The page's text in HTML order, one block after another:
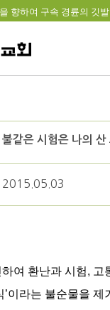
향하여 구속 경륜의 깃
불같은 시험은 나의
2015.05.03
여 환난과 시험,
’이라는 불순물을